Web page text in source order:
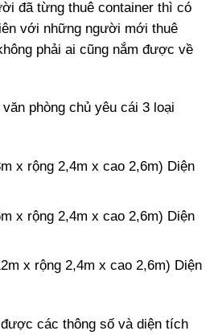
đã từng thuê container thì có
với những người mới thuê
phải ai cũng nắm được về
phòng chủ yêu cái 3 loại
x rộng 2,4m x cao 2,6m) Diện
x rộng 2,4m x cao 2,6m) Diện
x rộng 2,4m x cao 2,6m) Diện
các thông số và diện tích